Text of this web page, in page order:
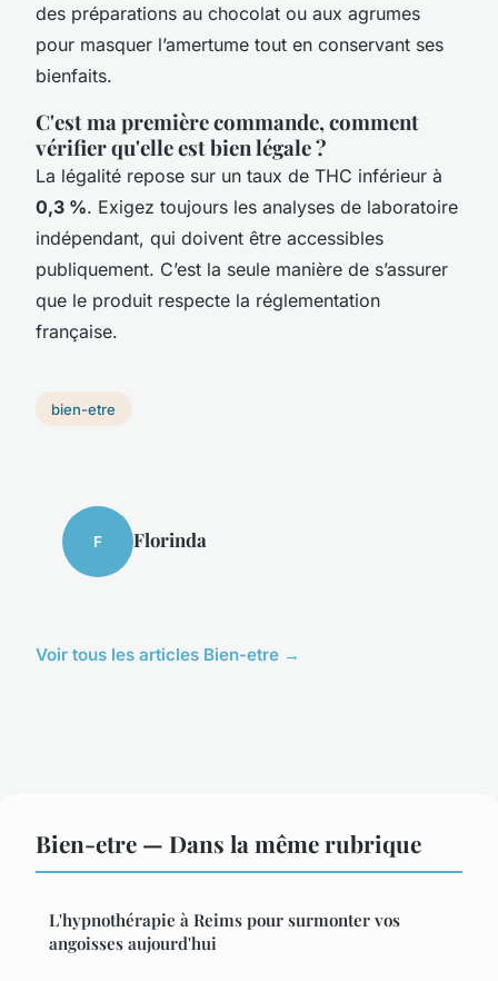
des préparations au chocolat ou aux agrumes
pour masquer l’amertume tout en conservant ses
bienfaits.
C'est ma première commande, comment
vérifier qu'elle est bien légale ?
La légalité repose sur un taux de THC inférieur à
0,3 %. Exigez toujours les analyses de laboratoire
indépendant, qui doivent être accessibles
publiquement. C’est la seule manière de s’assurer
que le produit respecte la réglementation
française.
bien-etre
F Florinda
Voir tous les articles Bien-etre →
Bien-etre — Dans la même rubrique
L'hypnothérapie à Reims pour surmonter vos
angoisses aujourd'hui